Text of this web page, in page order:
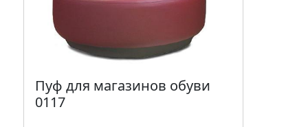
Пуф для магазинов обуви
0117